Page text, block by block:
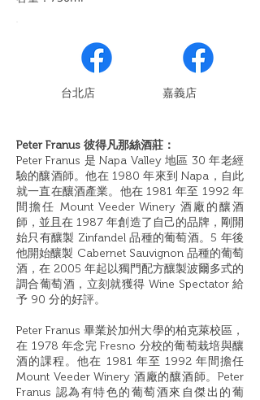
​台北店 嘉義店
Peter Franus 彼得凡那絲酒莊：
Peter Franus 是 Napa Valley 地區 30 年老經
驗的釀酒師。他在 1980 年來到 Napa，自此
就一直在釀酒產業。他在 1981 年至 1992 年
間擔任 Mount Veeder Winery 酒廠的釀酒
師，並且在 1987 年創造了自己的品牌，剛開
始只有釀製 Zinfandel 品種的葡萄酒。5 年後
他開始釀製 Cabernet Sauvignon 品種的葡萄
酒，在 2005 年起以獨門配方釀製波爾多式的
調合葡萄酒，立刻就獲得 Wine Spectator 給
予 90 分的好評。
Peter Franus 畢業於加州大學的柏克萊校區，
在 1978 年念完 Fresno 分校的葡萄栽培與釀
酒的課程。他在 1981 年至 1992 年間擔任
Mount Veeder Winery 酒廠的釀酒師。Peter
Franus 認為有特色的葡萄酒來自傑出的葡